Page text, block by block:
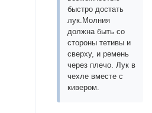
быстро достать
лук.Молния
должна быть со
стороны тетивы и
сверху, и ремень
через плечо. Лук в
чехле вместе с
кивером.